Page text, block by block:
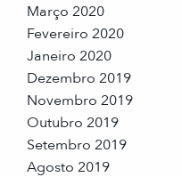
Março 2020
Fevereiro 2020
Janeiro 2020
Dezembro 2019
Novembro 2019
Outubro 2019
Setembro 2019
Agosto 2019